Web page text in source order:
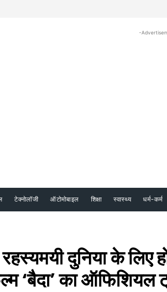
-
टेक्नोलॉजी ऑटोमोबाइल शिक्षा स्वास्थ्य धर्म-कर्म
दुनिया के लिए
‘बैदा’ का ऑफिशियल